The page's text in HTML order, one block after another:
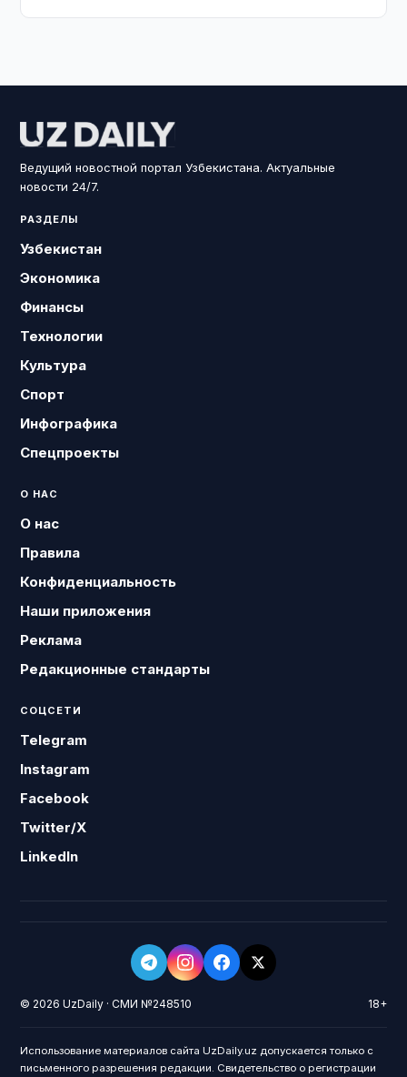
Ведущий новостной портал Узбекистана. Актуальные
новости 24/7.
РАЗДЕЛЫ
Узбекистан
Экономика
Финансы
Технологии
Культура
Спорт
Инфографика
Спецпроекты
О НАС
О нас
Правила
Конфиденциальность
Наши приложения
Реклама
Редакционные стандарты
СОЦСЕТИ
Telegram
Instagram
Facebook
Twitter/X
LinkedIn
© 2026 UzDaily · СМИ №248510 18+
Использование материалов сайта UzDaily.uz допускается только с
письменного разрешения редакции. Свидетельство о регистрации